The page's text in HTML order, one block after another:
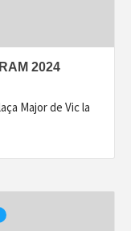
2024
Major de Vic la